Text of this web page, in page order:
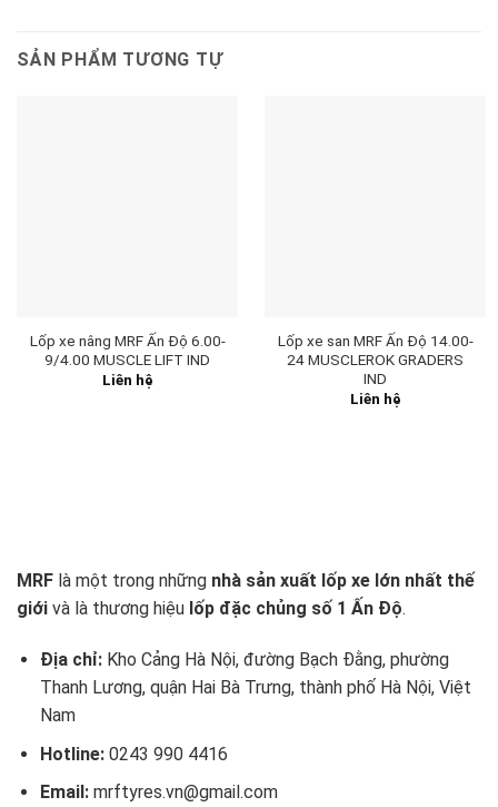
SẢN PHẨM TƯƠNG TỰ
Lốp xe nâng MRF Ấn Độ 6.00-
9/4.00 MUSCLE LIFT IND
Liên hệ
Lốp xe san MRF Ấn Độ 14.00-
24 MUSCLEROK GRADERS
IND
Liên hệ
MRF là một trong những nhà sản xuất lốp xe lớn nhất thế
giới và là thương hiệu lốp đặc chủng số 1 Ấn Độ.
Địa chỉ:Kho Cảng Hà Nội, đường Bạch Đằng, phường
Thanh Lương, quận Hai Bà Trưng, thành phố Hà Nội, Việt
Nam
Hotline: 0243 990 4416
Email: mrftyres.vn@gmail.com